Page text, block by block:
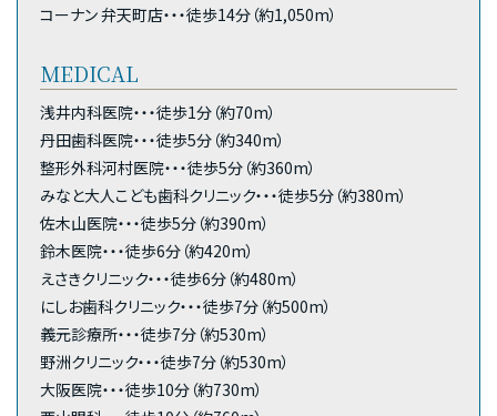
コーナン 弁天町店・・・徒歩14分（約1,050m）
MEDICAL
浅井内科医院・・・徒歩1分（約70m）
丹田歯科医院・・・徒歩5分（約340m）
整形外科河村医院・・・徒歩5分（約360m）
みなと大人こども歯科クリニック・・・徒歩5分（約380m）
佐木山医院・・・徒歩5分（約390m）
鈴木医院・・・徒歩6分（約420m）
えさきクリニック・・・徒歩6分（約480m）
にしお歯科クリニック・・・徒歩7分（約500m）
義元診療所・・・徒歩7分（約530m）
野洲クリニック・・・徒歩7分（約530m）
大阪医院・・・徒歩10分（約730m）